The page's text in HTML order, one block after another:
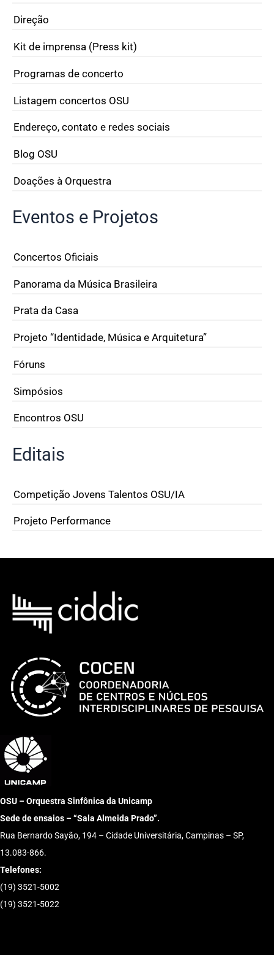
Direção
Kit de imprensa (Press kit)
Programas de concerto
Listagem concertos OSU
Endereço, contato e redes sociais
Blog OSU
Doações à Orquestra
Eventos e Projetos
Concertos Oficiais
Panorama da Música Brasileira
Prata da Casa
Projeto “Identidade, Música e Arquitetura”
Fóruns
Simpósios
Encontros OSU
Editais
Competição Jovens Talentos OSU/IA
Projeto Performance
OSU – Orquestra Sinfônica da Unicamp
Sede de ensaios – “Sala Almeida Prado”.
Rua Bernardo Sayão, 194 – Cidade Universitária, Campinas – SP,
13.083-866.
Telefones:
(19) 3521-5002
(19) 3521-5022